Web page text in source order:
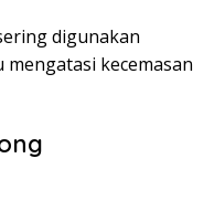
digunakan
kecemasan